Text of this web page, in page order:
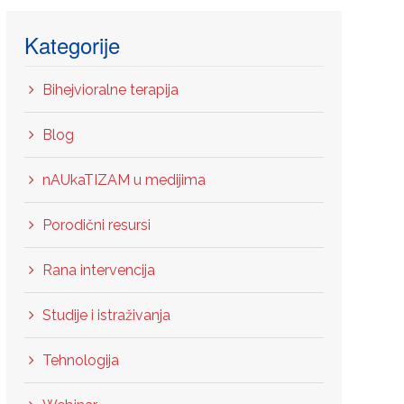
Kategorije
Bihejvioralne terapija
Blog
nAUkaTIZAM u medijima
Porodični resursi
Rana intervencija
Studije i istraživanja
Tehnologija